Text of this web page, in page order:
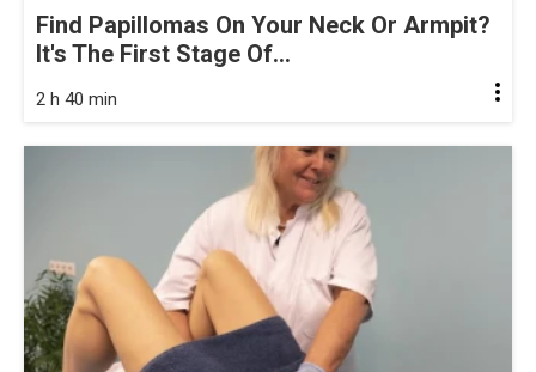
Find Papillomas On Your Neck Or Armpit?
It's The First Stage Of...
2 h 40 min